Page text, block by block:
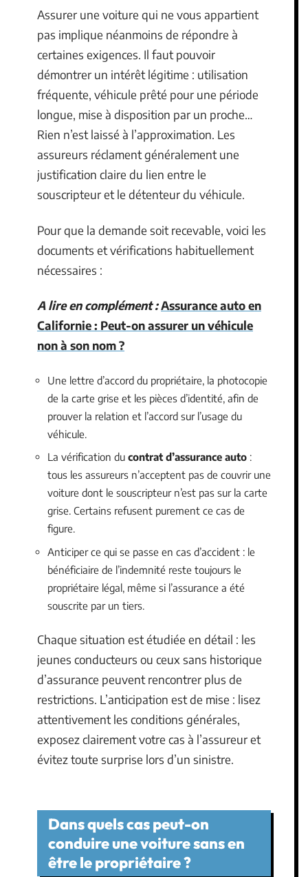
Assurer une voiture qui ne vous appartient
pas implique néanmoins de répondre à
certaines exigences. Il faut pouvoir
démontrer un intérêt légitime : utilisation
fréquente, véhicule prêté pour une période
longue, mise à disposition par un proche…
Rien n’est laissé à l’approximation. Les
assureurs réclament généralement une
justification claire du lien entre le
souscripteur et le détenteur du véhicule.
Pour que la demande soit recevable, voici les
documents et vérifications habituellement
nécessaires :
A lire en complément :Assurance auto en
Californie : Peut-on assurer un véhicule
non à son nom ?
Une lettre d’accord du propriétaire, la photocopie
de la carte grise et les pièces d’identité, afin de
prouver la relation et l’accord sur l’usage du
véhicule.
La vérification du contrat d’assurance auto :
tous les assureurs n’acceptent pas de couvrir une
voiture dont le souscripteur n’est pas sur la carte
grise. Certains refusent purement ce cas de
figure.
Anticiper ce qui se passe en cas d’accident : le
bénéficiaire de l’indemnité reste toujours le
propriétaire légal, même si l’assurance a été
souscrite par un tiers.
Chaque situation est étudiée en détail : les
jeunes conducteurs ou ceux sans historique
d’assurance peuvent rencontrer plus de
restrictions. L’anticipation est de mise : lisez
attentivement les conditions générales,
exposez clairement votre cas à l’assureur et
évitez toute surprise lors d’un sinistre.
Dans quels cas peut-on
conduire une voiture sans en
être le propriétaire ?